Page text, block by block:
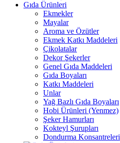
Gıda Ürünleri
Ekmekler
Mayalar
Aroma ve Özütler
Ekmek Katkı Maddeleri
Çikolatalar
Dekor Şekerler
Genel Gıda Maddeleri
Gıda Boyaları
Katkı Maddeleri
Unlar
Yağ Bazlı Gıda Boyaları
Hobi Ürünleri (Yenmez)
Şeker Hamurları
Kokteyl Şurupları
Dondurma Konsantreleri